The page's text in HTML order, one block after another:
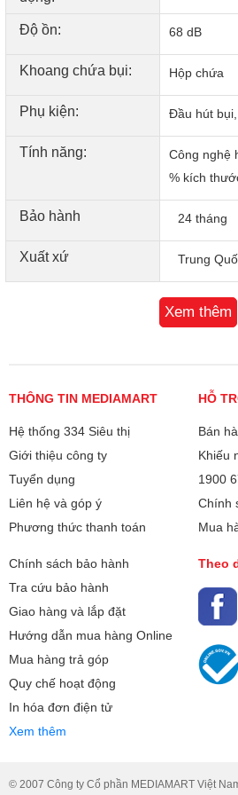
- Máy hút bụi lau sàn hoạt động với
lên tới 18000 Pa, hút sạch cả bụi
- Dù mạnh mẽ nhưng máy vẫn
của cả gia đình.
- Máy hút bụi tích hợp bộ lọc HEPA
mịn và tác nhân dị ứng, bảo vệ
- Hộp chứa bụi và nước bẩn có
đứng) hoặc 0.5 lít (khi ngả
giúp duy trì quá trình vệ sinh liên
nước nhiều lần.
- Đầu lau hút đa năng giúp xử lý
ướt trên nhiều loại bề mặt sàn.
Độ ồn: 68 dB
Khoang chứa bụi: Hộp chứa
Phụ kiện: Đầu hút
Tính năng:
Công nghệ
% kích
Bảo hành 24 tháng
Xuất xứ Trung
Xem thêm
THÔNG TIN MEDIAMART
Hệ thống 334 Siêu thị
Giới thiệu công ty
Tuyển dụng
Liên hệ và góp ý
Phương thức thanh toán
HỖ
Bán
Khiếu
1900
Chính
Mua
Chính sách bảo hành
Tra cứu bảo hành
Giao hàng và lắp đặt
Hướng dẫn mua hàng Online
Mua hàng trả góp
Quy chế hoạt động
In hóa đơn điện tử
Xem thêm
Theo
© 2007 Công ty Cổ phần MEDIAMART Việt